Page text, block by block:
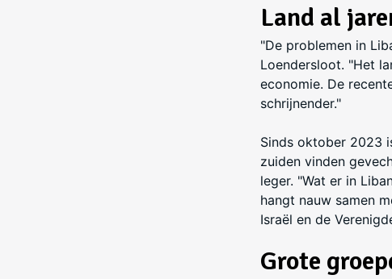
Land al
"De problemen in
Loendersloot. "Het
economie. De
schrijnender."
Sinds oktober 2023
zuiden vinden
leger. "Wat er in
hangt nauw samen
Israël en de
Grote